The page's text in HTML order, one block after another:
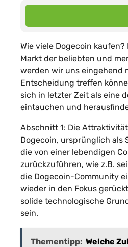
Wie viele Dogecoin
Markt der beliebten und
werden wir uns eingehend
Entscheidung treffen
sich in letzter Zeit als eine
eintauchen und
Abschnitt 1: Die
Dogecoin, ursprünglich als
die von einer lebendigen
zurückzuführen, wie z.B.
die Dogecoin-Community
wieder in den Fokus
solide technologische
sein.
Thementipp: Welche